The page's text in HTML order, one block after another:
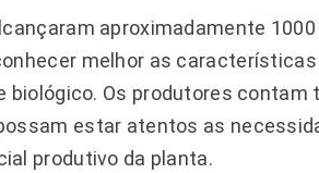
aproximadamente
melhor as
biológico. Os produtores contam
estar atentos as
produtivo da planta.